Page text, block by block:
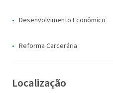
Desenvolvimento Econômico
Reforma Carcerária
Localização